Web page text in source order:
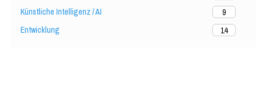
Künstliche Intelligenz / AI
9
Entwicklung
14